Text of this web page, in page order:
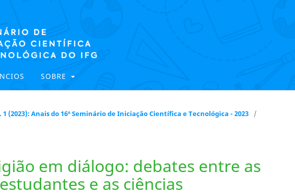
SOBRE
1 (2023): Anais do 16º Seminário de Iniciação Científica e Tecnológica - 2023
/
em diálogo: debates entre as
e as ciências